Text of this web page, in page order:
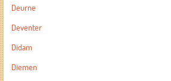
Deurne
Deventer
Didam
Diemen